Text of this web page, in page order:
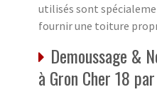
utilisés sont
fournir une toiture
Demoussage &
à Gron Cher 18